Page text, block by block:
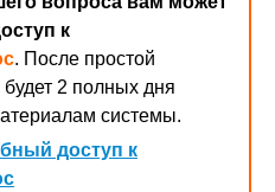
к
. После простой
будет 2 полных дня
системы.
доступ к